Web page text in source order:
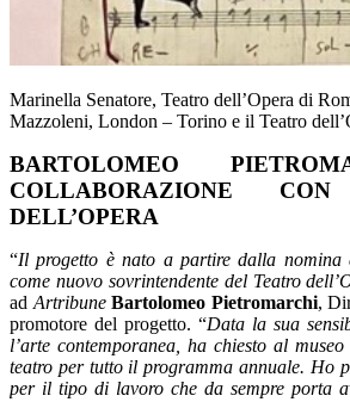
Marinella Senatore, Teatro dell’Opera di
Mazzoleni, London – Torino e il Teatro
BARTOLOMEO
COLLABORAZIONE
DELL’OPERA
“Il progetto è nato a partire dalla nomina
come nuovo sovrintendente del Teatro
ad Artribune Bartolomeo Pietromarchi,
promotore del progetto. “Data la sua
l’arte contemporanea, ha chiesto al
teatro per tutto il programma annuale. Ho
per il tipo di lavoro che da sempre porta